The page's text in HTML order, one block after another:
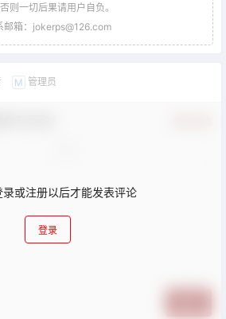
则一切后果请用户自负。
邮箱：jokerps@126.com
M 管理员
录或注册以后才能发表评论
登录